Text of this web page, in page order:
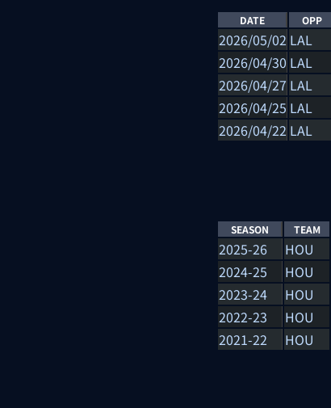
DATE OPP
2026/05/02 LAL
2026/04/30 LAL
2026/04/27 LAL
2026/04/25 LAL
2026/04/22 LAL
SEASON TEAM
2025-26 HOU
2024-25
HOU
2023-24
HOU
2022-23
HOU
2021-22
HOU